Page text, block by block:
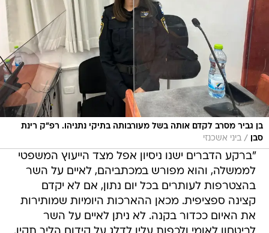
בן גביר מסרב לקדם אותה בשל מעורבותה בתיקי נתניהו. רפ"ק רינת
סבן
/ ביני אשכנזי
"ברקע הדברים ישנו ניסיון אפל מצד הייעוץ המשפטי
לממשלה, והוא מפורש במכתביהם, לאיים על השר
בהצטרפות לעותרים בכל יום נתון, אם לא יקדם
קצינה ספציפית. מכאן ההארכות היומיות שמותירות
את האיום ככדור בקנה. לא ניתן לאיים על השר